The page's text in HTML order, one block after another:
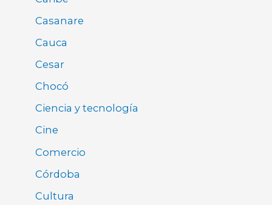
Casanare
Cauca
Cesar
Chocó
Ciencia y tecnología
Cine
Comercio
Córdoba
Cultura